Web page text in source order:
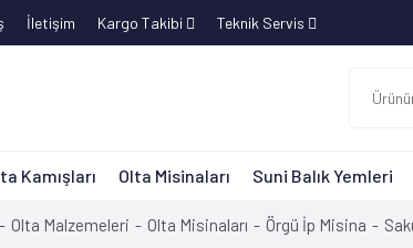
İletişim Kargo Takibi Teknik Servis
Kamışları Olta Misinaları Suni Balık Yemleri
Olta Malzemeleri Olta Misinaları Örgü İp Misina